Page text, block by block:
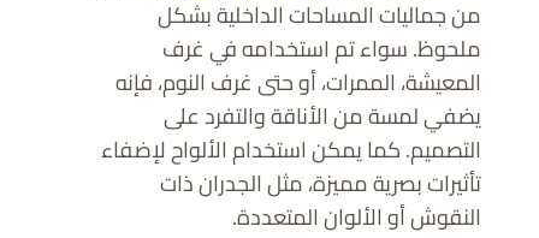
من جماليات المساحات الداخلية بشكل
ملحوظ. سواء تم استخدامه في غرف
المعيشة، الممرات، أو حتى غرف النوم، فإنه
يضفي لمسة من الأناقة والتفرد على
التصميم. كما يمكن استخدام الألواح لإضفاء
تأثيرات بصرية مميزة، مثل الجدران ذات
النقوش أو الألوان المتعددة.